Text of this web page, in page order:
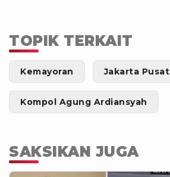
TOPIK TERKAIT
Kemayoran Jakarta Pusat
Kompol Agung Ardiansyah
SAKSIKAN JUGA